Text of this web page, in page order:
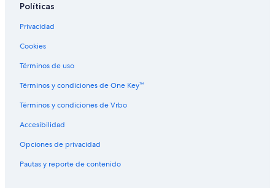
Hoteles familiares en Baker
Hoteles en Baker
Hoteles cerca de Centro de convenciones de Colorado
Condominios en Estación de tren Union Station-Coors Field-16th St.
Hoteles cerca de Estación de tren Colfax at Auraria
Condominios en Estación de tren Sports Authority Field - Mile High
Políticas
Privacidad
Cookies
Términos de uso
Términos y condiciones de One Key™
Términos y condiciones de Vrbo
Accesibilidad
Opciones de privacidad
Pautas y reporte de contenido